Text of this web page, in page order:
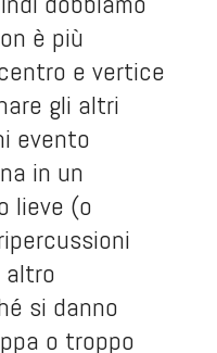
è più
e vertice
gli altri
evento
in un
lieve (o
altro
si danno
o troppo